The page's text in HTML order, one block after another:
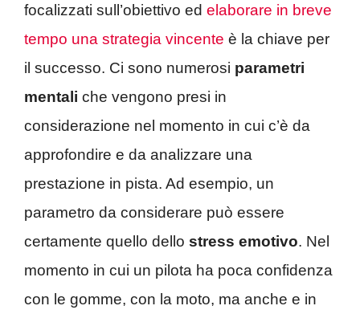
focalizzati sull’obiettivo ed elaborare in breve
tempo una strategia vincente è la chiave per
il successo. Ci sono numerosi parametri
mentali che vengono presi in
considerazione nel momento in cui c’è da
approfondire e da analizzare una
prestazione in pista. Ad esempio, un
parametro da considerare può essere
certamente quello dello stress emotivo. Nel
momento in cui un pilota ha poca confidenza
con le gomme, con la moto, ma anche e in